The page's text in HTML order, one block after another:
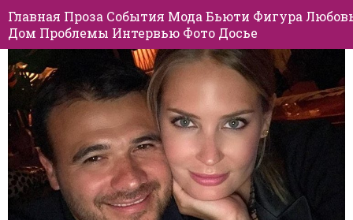
Главная Проза События Мода Бьюти Фигура
Дом Проблемы Интервью Фото Досье